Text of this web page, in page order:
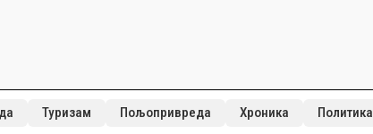
Туризам Пољопривреда Хроника Политика